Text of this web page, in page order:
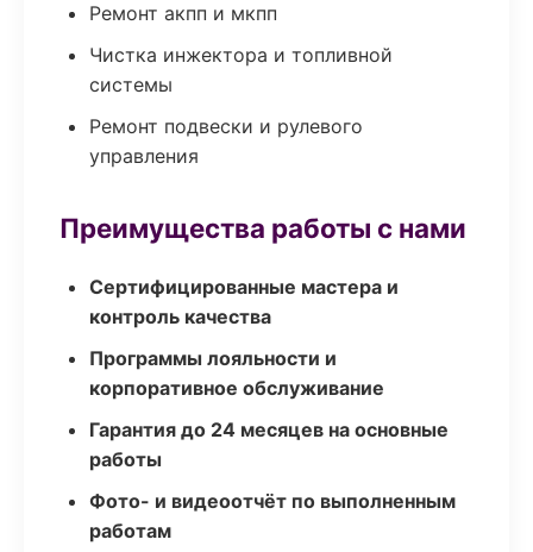
Ремонт акпп и мкпп
Чистка инжектора и топливной
системы
Ремонт подвески и рулевого
управления
Преимущества работы с нами
Сертифицированные мастера и
контроль качества
Программы лояльности и
корпоративное обслуживание
Гарантия до 24 месяцев на основные
работы
Фото- и видеоотчёт по выполненным
работам